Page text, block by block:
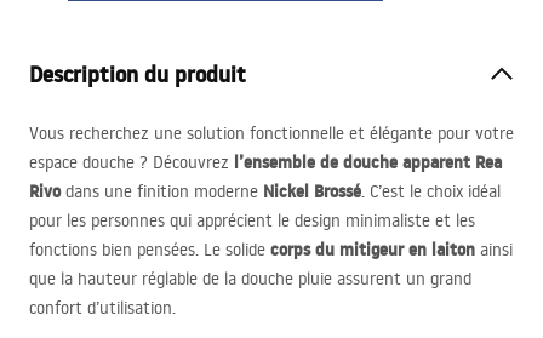
Description du produit
Vous recherchez une solution fonctionnelle et élégante pour votre
espace douche ? Découvrez l’ensemble de douche apparent Rea
Rivodans une finition moderne Nickel Brossé. C’est le choix idéal
pour les personnes qui apprécient le design minimaliste et les
fonctions bien pensées. Le solide corps du mitigeur en laiton ainsi
que la hauteur réglable de la douche pluie assurent un grand
confort d’utilisation.